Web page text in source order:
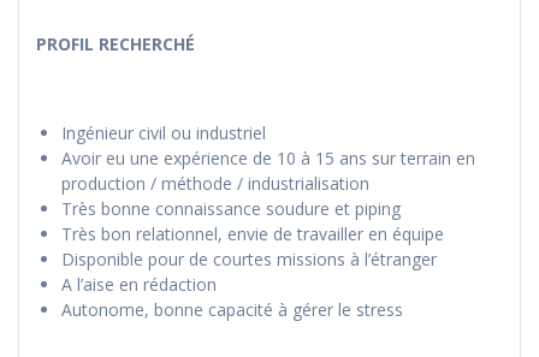
PROFIL RECHERCHÉ
Ingénieur civil ou industriel
Avoir eu une expérience de 10 à 15 ans sur terrain en
production / méthode / industrialisation
Très bonne connaissance soudure et piping
Très bon relationnel, envie de travailler en équipe
Disponible pour de courtes missions à l’étranger
A l’aise en rédaction
Autonome, bonne capacité à gérer le stress